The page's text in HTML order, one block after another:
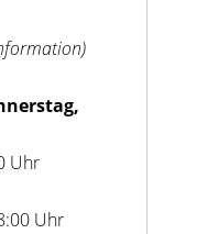
Uhr
Uhr